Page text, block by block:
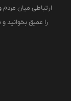
ارتباطی میان
را عمیق بخوانید